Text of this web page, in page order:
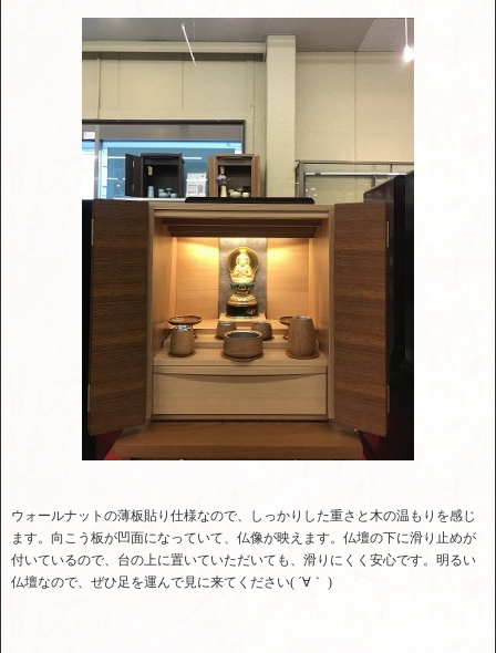
ウォールナットの薄板貼り仕様なので、しっかりした重さと木の温もりを感じ
ます。向こう板が凹面になっていて、仏像が映えます。仏壇の下に滑り止めが
付いているので、台の上に置いていただいても、滑りにくく安心です。明るい
仏壇なので、ぜひ足を運んで見に来てください( ´∀｀ )